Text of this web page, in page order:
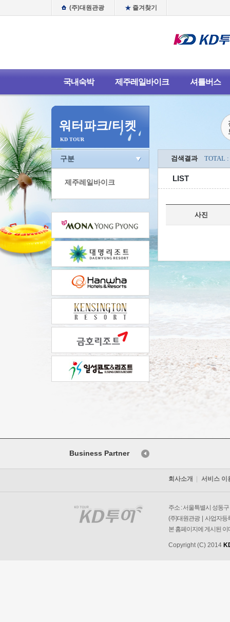
(주)대원관광 즐겨찾기
국내숙박 제주레일바이크 셔틀버스
워터파크/티켓
KD TOUR
구분
제주레일바이크
검색결과 TOTAL :
LIST
사진
Business Partner
회사소개 서비스 이
주소 : 서울특별시 성동
(주)대원관광 | 사업자등
본 홈페이지에 게시된
Copyright (C) 2014